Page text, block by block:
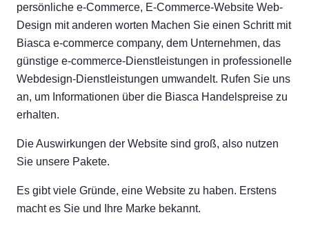
persönliche e-Commerce, E-Commerce-Website Web-
Design mit anderen worten Machen Sie einen Schritt mit
Biasca e-commerce company, dem Unternehmen, das
günstige e-commerce-Dienstleistungen in professionelle
Webdesign-Dienstleistungen umwandelt. Rufen Sie uns
an, um Informationen über die Biasca Handelspreise zu
erhalten.
Die Auswirkungen der Website sind groß, also nutzen
Sie unsere Pakete.
Es gibt viele Gründe, eine Website zu haben. Erstens
macht es Sie und Ihre Marke bekannt.